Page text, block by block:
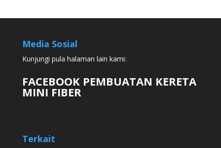
Media Sosial
Kunjungi pula halaman lain kami:
FACEBOOK PEMBUATAN KERETA
MINI FIBER
Terkait